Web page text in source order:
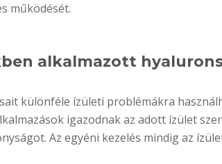
működését.
alkalmazott
különféle ízületi problémákra
igazodnak az adott ízület
Az egyéni kezelés mindig az